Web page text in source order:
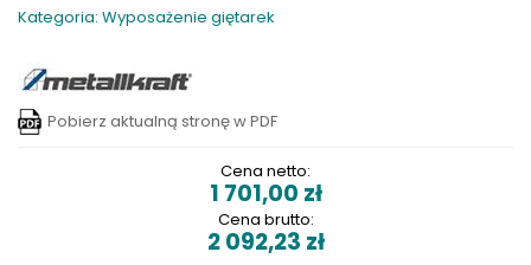
Kategoria: Wyposażenie giętarek
Pobierz aktualną stronę w PDF
Cena netto:
1 701,00 zł
Cena brutto:
2 092,23 zł